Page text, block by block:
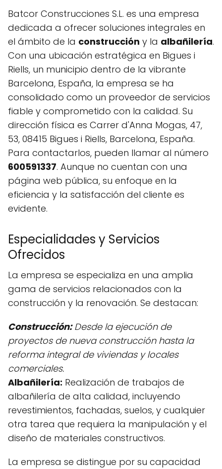
Batcor Construcciones S.L. es una empresa
dedicada a ofrecer soluciones integrales en
el ámbito de la construcción y la albañilería.
Con una ubicación estratégica en Bigues i
Riells, un municipio dentro de la vibrante
Barcelona, España, la empresa se ha
consolidado como un proveedor de servicios
fiable y comprometido con la calidad. Su
dirección física es Carrer d'Anna Mogas, 47,
53, 08415 Bigues i Riells, Barcelona, España.
Para contactarlos, pueden llamar al número
600591337. Aunque no cuentan con una
página web pública, su enfoque en la
eficiencia y la satisfacción del cliente es
evidente.
Especialidades y Servicios
Ofrecidos
La empresa se especializa en una amplia
gama de servicios relacionados con la
construcción y la renovación. Se destacan:
Construcción:Desde la ejecución de
proyectos de nueva construcción hasta la
reforma integral de viviendas y locales
comerciales.
Albañilería: Realización de trabajos de
albañilería de alta calidad, incluyendo
revestimientos, fachadas, suelos, y cualquier
otra tarea que requiera la manipulación y el
diseño de materiales constructivos.
La empresa se distingue por su capacidad